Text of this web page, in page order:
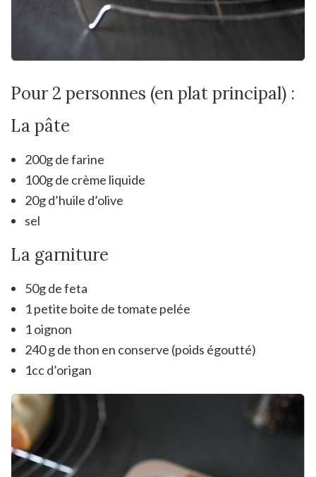
Pour 2 personnes (en plat principal) :
La pâte
200g de farine
100g de crème liquide
20g d’huile d’olive
sel
La garniture
50g de feta
1 petite boite de tomate pelée
1 oignon
240 g de thon en conserve (poids égoutté)
1cc d’origan